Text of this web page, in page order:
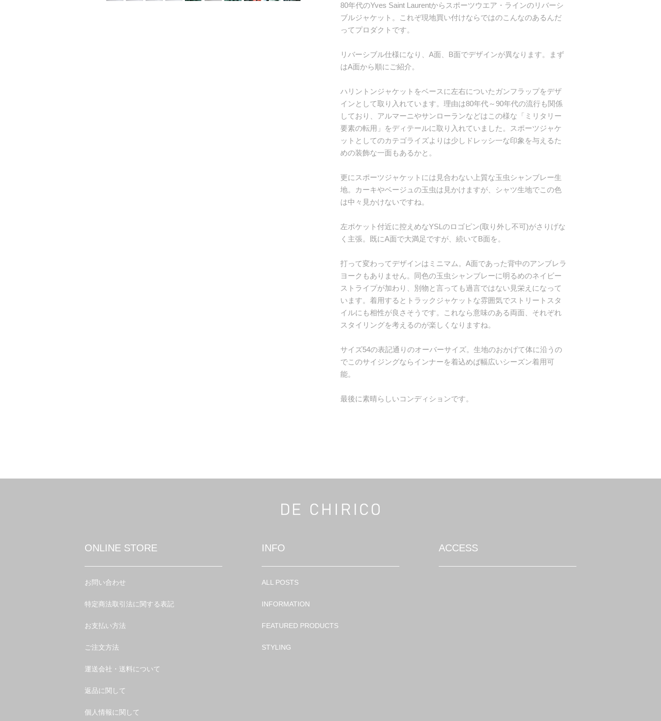
80年代のYves Saint Laurentからスポーツウエア・ラインのリバーシ
ブルジャケット。これぞ現地買い付けならではのこんなのあるんだ
ってプロダクトです。
リバーシブル仕様になり、A面、B面でデザインが異なります。まず
はA面から順にご紹介。
ハリントンジャケットをベースに左右についたガンフラップをデザ
インとして取り入れています。理由は80年代～90年代の流行も関係
しており、アルマーニやサンローランなどはこの様な「ミリタリー
要素の転用」をディテールに取り入れていました。スポーツジャケ
ットとしてのカテゴライズよりは少しドレッシ一な印象を与えるた
めの装飾な一面もあるかと。
更にスポーツジャケットには見合わない上質な玉虫シャンブレー生
地。カーキやベージュの玉虫は見かけますが、シャツ生地でこの色
は中々見かけないですね。
左ポケット付近に控えめなYSLのロゴピン(取り外し不可)がさりげな
く主張。既にA面で大満足ですが、続いてB面を。
打って変わってデザインはミニマム。A面であった背中のアンブレラ
ヨークもありません。同色の玉虫シャンブレーに明るめのネイビー
ストライプが加わり、別物と言っても過言ではない見栄えになって
います。着用するとトラックジャケットな雰囲気でストリートスタ
イルにも相性が良さそうです。これなら意味のある両面、それぞれ
スタイリングを考えるのが楽しくなりますね。
サイズ54の表記通りのオーバーサイズ。生地のおかげて体に沿うの
でこのサイジングならインナーを着込めば幅広いシーズン着用可
能。
最後に素晴らしいコンディションです。
ONLINE STORE
お問い合わせ
特定商法取引法に関する表記
お支払い方法
ご注文方法
運送会社・送料について
返品に関して
個人情報に関して
INFO
ALL POSTS
INFORMATION
FEATURED PRODUCTS
STYLING
ACCESS